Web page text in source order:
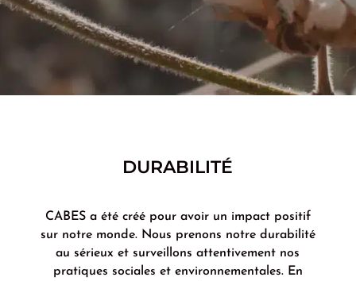
DURABILITÉ
CABES a été créé pour avoir un impact positif
sur notre monde. Nous prenons notre durabilité
au sérieux et surveillons attentivement nos
pratiques sociales et environnementales. En